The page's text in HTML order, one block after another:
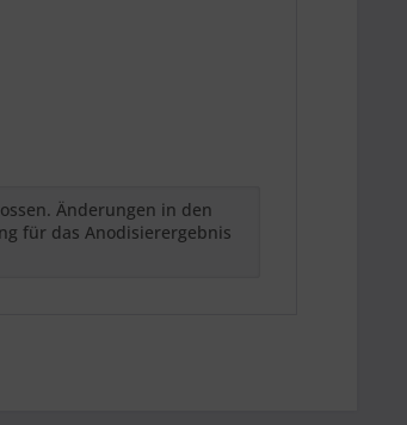
Änderungen in den
für das Anodisierergebnis